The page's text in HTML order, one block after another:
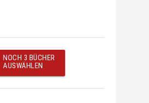
NOCH 3 BÜCHER
AUSWÄHLEN